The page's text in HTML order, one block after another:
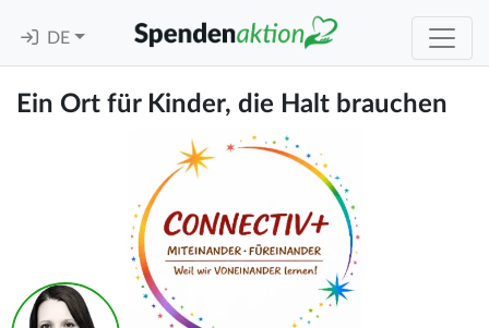
DE
Ein Ort für Kinder, die Halt brauchen